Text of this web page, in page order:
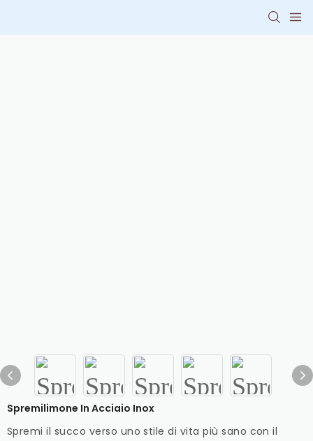
Spremilimone In Acciaio Inox
Spremi il succo verso uno stile di vita più sano con il